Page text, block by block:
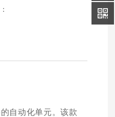
自动化单元。该款